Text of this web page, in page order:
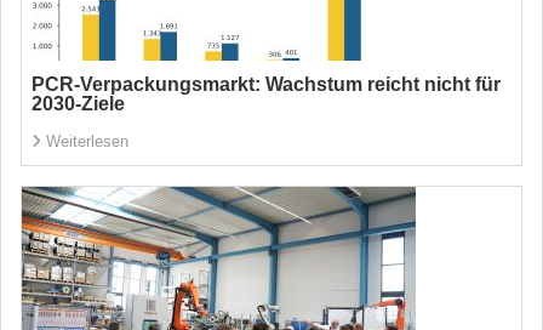
PCR-Verpackungsmarkt: Wachstum reicht nicht für
2030-Ziele
Weiterlesen